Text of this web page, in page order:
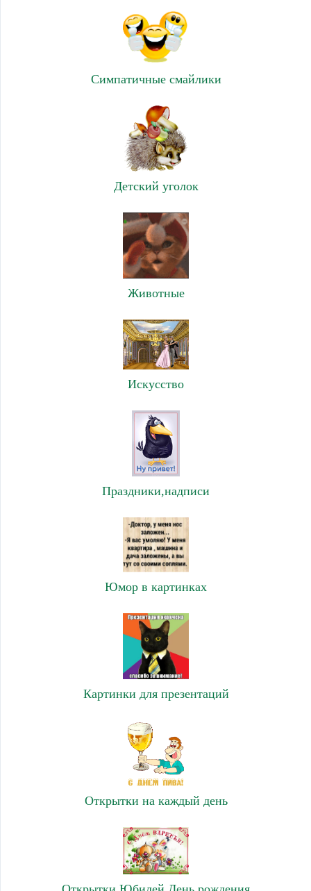
Симпатичные смайлики
Детский уголок
Животные
Искусство
Праздники,надписи
Юмор в картинках
Картинки для презентаций
Открытки на каждый день